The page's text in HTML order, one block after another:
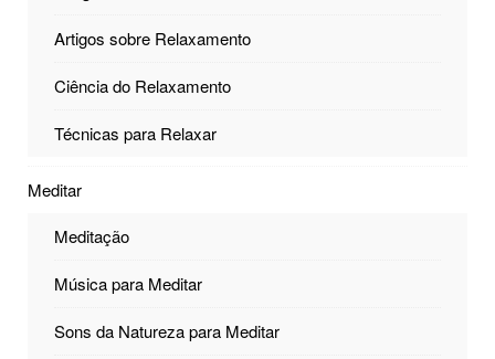
Artigos sobre Relaxamento
Ciência do Relaxamento
Técnicas para Relaxar
Meditar
Meditação
Música para Meditar
Sons da Natureza para Meditar